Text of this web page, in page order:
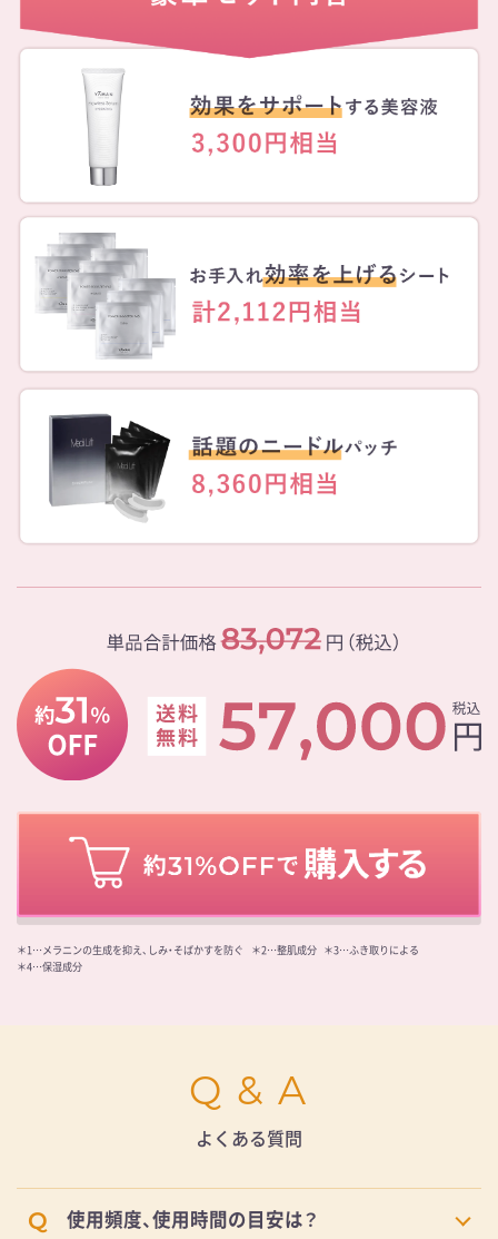
＊1…メラニンの生成を抑え、しみ・そばかすを防ぐ ＊2…整肌成分
＊3…ふき取りによる
＊4…保湿成分
Q & A
よくある質問
使用頻度、使用時間の目安は？